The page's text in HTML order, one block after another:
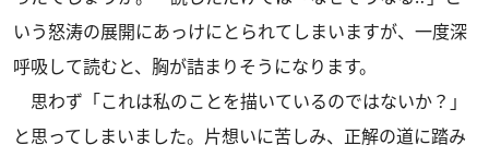
いう怒涛の展開にあっけにとられてしまいますが、一度深
呼吸して読むと、胸が詰まりそうになります。
思わず「これは私のことを描いているのではないか？」
と思ってしまいました。片想いに苦しみ、正解の道に踏み